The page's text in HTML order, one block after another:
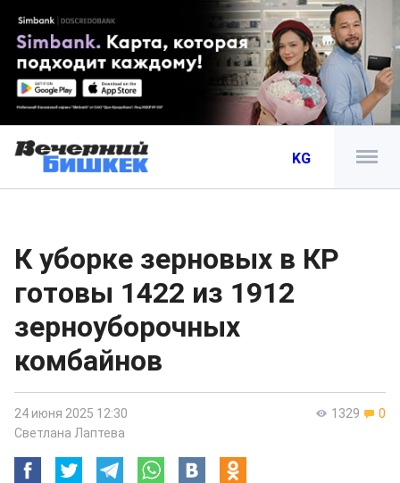
KG
К уборке зерновых в КР
готовы 1422 из 1912
зерноуборочных
комбайнов
1329 0
24 июня 2025 12:30
Светлана Лаптева